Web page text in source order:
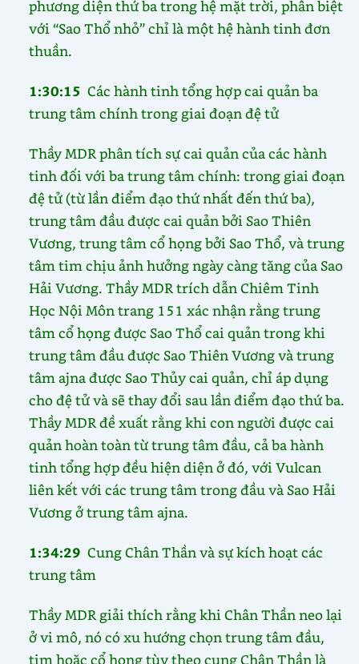
phương diện thứ ba trong hệ mặt trời, phân biệt
với “Sao Thổ nhỏ” chỉ là một hệ hành tinh đơn
thuần.
1:30:15Các hành tinh tổng hợp cai quản ba
trung tâm chính trong giai đoạn đệ tử
Thầy MDR phân tích sự cai quản của các hành
tinh đối với ba trung tâm chính: trong giai đoạn
đệ tử (từ lần điểm đạo thứ nhất đến thứ ba),
trung tâm đầu được cai quản bởi Sao Thiên
Vương, trung tâm cổ họng bởi Sao Thổ, và trung
tâm tim chịu ảnh hưởng ngày càng tăng của Sao
Hải Vương. Thầy MDR trích dẫn Chiêm Tinh
Học Nội Môn trang 151 xác nhận rằng trung
tâm cổ họng được Sao Thổ cai quản trong khi
trung tâm đầu được Sao Thiên Vương và trung
tâm ajna được Sao Thủy cai quản, chỉ áp dụng
cho đệ tử và sẽ thay đổi sau lần điểm đạo thứ ba.
Thầy MDR đề xuất rằng khi con người được cai
quản hoàn toàn từ trung tâm đầu, cả ba hành
tinh tổng hợp đều hiện diện ở đó, với Vulcan
liên kết với các trung tâm trong đầu và Sao Hải
Vương ở trung tâm ajna.
1:34:29Cung Chân Thần và sự kích hoạt các
trung tâm
Thầy MDR giải thích rằng khi Chân Thần neo lại
ở vi mô, nó có xu hướng chọn trung tâm đầu,
tim hoặc cổ họng tùy theo cung Chân Thần là